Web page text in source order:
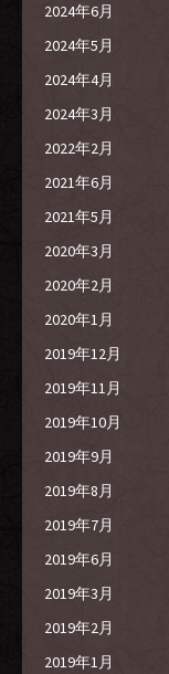
2024年6月
2024年5月
2024年4月
2024年3月
2022年2月
2021年6月
2021年5月
2020年3月
2020年2月
2020年1月
2019年12月
2019年11月
2019年10月
2019年9月
2019年8月
2019年7月
2019年6月
2019年3月
2019年2月
2019年1月